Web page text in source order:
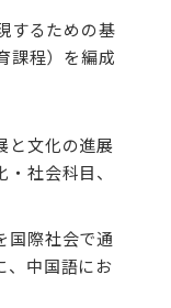
するための基
課程）を編成
と文化の進展
社会科目、
国際社会で通
、中国語にお